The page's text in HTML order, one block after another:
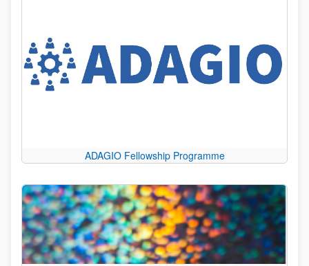
ADAGIO Fellowship Programme